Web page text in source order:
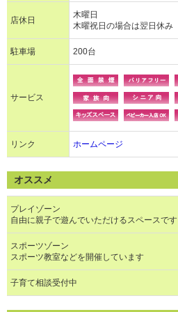
店休日
木曜日
木曜祝日の場合は翌日休み
駐車場 200台
サービス
リンク ホームページ
オススメ
プレイゾーン
自由に親子で遊んでいただけるスペースです
スポーツゾーン
スポーツ教室などを開催しています
子育て相談受付中